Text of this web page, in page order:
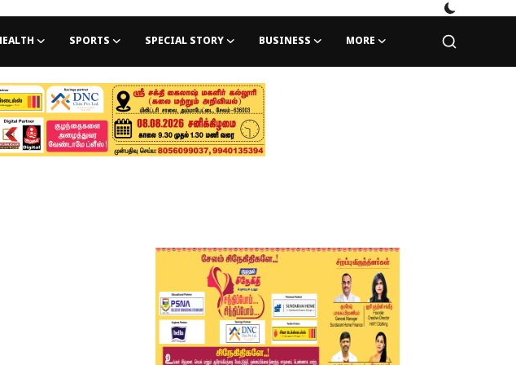
SPORTS SPECIAL STORY BUSINESS MORE